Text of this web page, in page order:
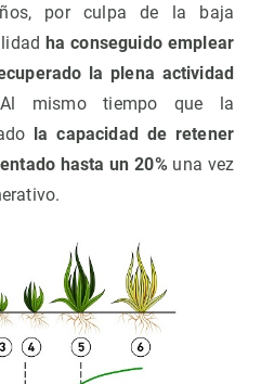
por culpa de la baja
ha conseguido emplear
la plena actividad
mismo tiempo que la
la capacidad de retener
hasta un 20% una vez